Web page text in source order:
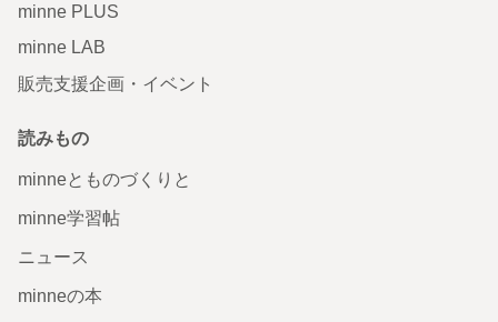
minne PLUS
minne LAB
販売支援企画・イベント
読みもの
minneとものづくりと
minne学習帖
ニュース
minneの本